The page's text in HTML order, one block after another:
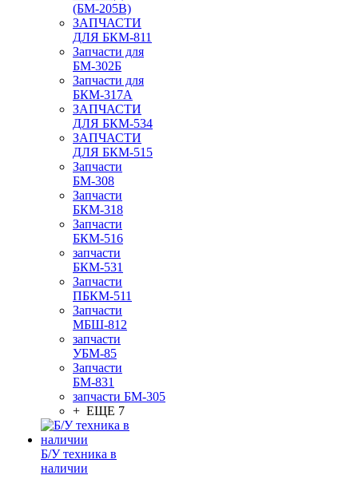
(БМ-205В)
ЗАПЧАСТИ
ДЛЯ БКМ-811
Запчасти для
БМ-302Б
Запчасти для
БКМ-317А
ЗАПЧАСТИ
ДЛЯ БКМ-534
ЗАПЧАСТИ
ДЛЯ БКМ-515
Запчасти
БМ-308
Запчасти
БКМ-318
Запчасти
БКМ-516
запчасти
БКМ-531
Запчасти
ПБКМ-511
Запчасти
МБШ-812
запчасти
УБМ-85
Запчасти
БМ-831
запчасти БМ-305
+ ЕЩЕ 7
Б/У техника в
наличии